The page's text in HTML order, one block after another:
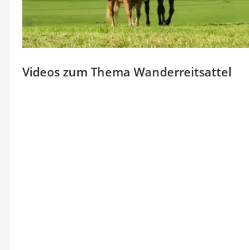
Videos zum Thema Wanderreitsattel